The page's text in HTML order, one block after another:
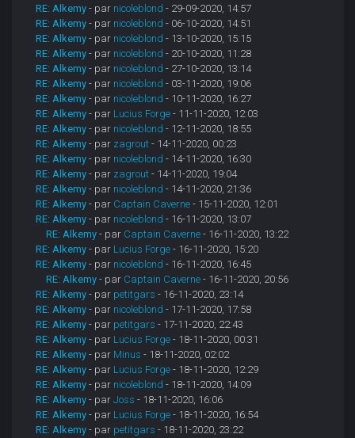
RE: Alkemy - par nicoleblond - 29-09-2020, 14:57
RE: Alkemy - par nicoleblond - 06-10-2020, 14:51
RE: Alkemy - par nicoleblond - 13-10-2020, 15:15
RE: Alkemy - par nicoleblond - 20-10-2020, 11:28
RE: Alkemy - par nicoleblond - 27-10-2020, 13:14
RE: Alkemy - par nicoleblond - 03-11-2020, 19:06
RE: Alkemy - par nicoleblond - 10-11-2020, 16:27
RE: Alkemy - par Lucius Forge - 11-11-2020, 12:03
RE: Alkemy - par nicoleblond - 12-11-2020, 18:55
RE: Alkemy - par zagrout - 14-11-2020, 00:23
RE: Alkemy - par nicoleblond - 14-11-2020, 16:30
RE: Alkemy - par zagrout - 14-11-2020, 19:04
RE: Alkemy - par nicoleblond - 14-11-2020, 21:36
RE: Alkemy - par Captain Caverne - 15-11-2020, 12:01
RE: Alkemy - par nicoleblond - 16-11-2020, 13:07
RE: Alkemy - par Captain Caverne - 16-11-2020, 13:22
RE: Alkemy - par Lucius Forge - 16-11-2020, 15:20
RE: Alkemy - par nicoleblond - 16-11-2020, 16:45
RE: Alkemy - par Captain Caverne - 16-11-2020, 20:56
RE: Alkemy - par petitgars - 16-11-2020, 23:14
RE: Alkemy - par nicoleblond - 17-11-2020, 17:58
RE: Alkemy - par petitgars - 17-11-2020, 22:43
RE: Alkemy - par Lucius Forge - 18-11-2020, 00:31
RE: Alkemy - par Minus - 18-11-2020, 02:02
RE: Alkemy - par Lucius Forge - 18-11-2020, 12:29
RE: Alkemy - par nicoleblond - 18-11-2020, 14:09
RE: Alkemy - parJoss - 18-11-2020, 16:06
RE: Alkemy - par Lucius Forge - 18-11-2020, 16:54
RE: Alkemy - par petitgars - 18-11-2020, 23:22